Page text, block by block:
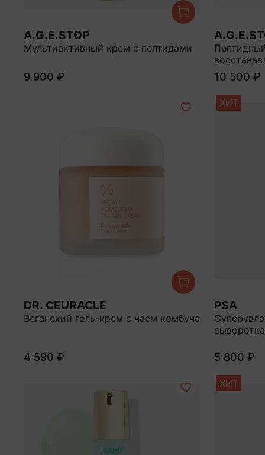
A.G.E.STOP
Мультиактивный крем с пептидами
9 900 ₽ 10 500 ₽
DR. CEURACLE
Веганский гель-крем с чаем комбуча
4 590 ₽
ХИТ
PSA
5 800 ₽
ХИТ